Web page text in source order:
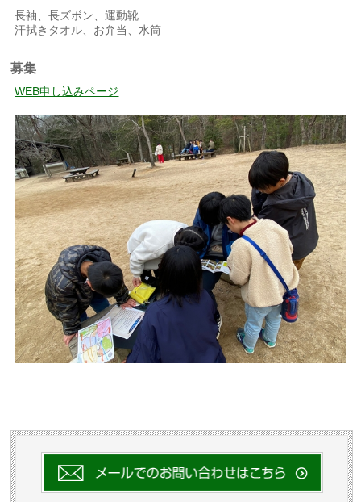
長袖、長ズボン、運動靴
汗拭きタオル、お弁当、水筒
募集
WEB申し込みページ